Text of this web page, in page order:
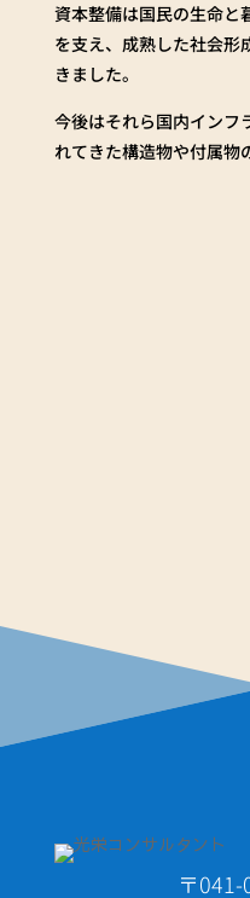
資本整備は国民の生命と
を支え、成熟した社会形
きました。
今後はそれら国内インフ
れてきた構造物や付属物
〒041-